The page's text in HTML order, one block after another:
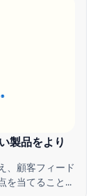
17
製品をより
、顧客フィード
を当てること